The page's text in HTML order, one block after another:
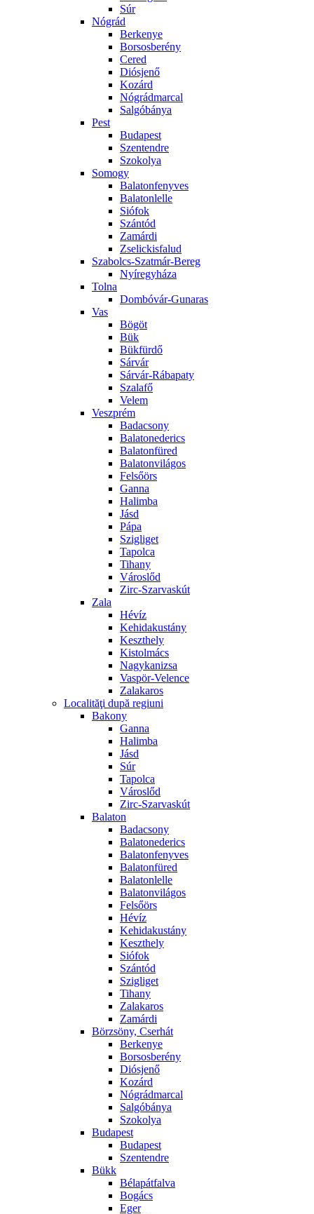
Súr
Nógrád
Berkenye
Borsosberény
Cered
Diósjenő
Kozárd
Nógrádmarcal
Salgóbánya
Pest
Budapest
Szentendre
Szokolya
Somogy
Balatonfenyves
Balatonlelle
Siófok
Szántód
Zamárdi
Zselickisfalud
Szabolcs-Szatmár-Bereg
Nyíregyháza
Tolna
Dombóvár-Gunaras
Vas
Bögöt
Bük
Bükfürdő
Sárvár
Sárvár-Rábapaty
Szalafő
Velem
Veszprém
Badacsony
Balatonederics
Balatonfüred
Balatonvilágos
Felsőörs
Ganna
Halimba
Jásd
Pápa
Szigliget
Tapolca
Tihany
Városlőd
Zirc-Szarvaskút
Zala
Hévíz
Kehidakustány
Keszthely
Kistolmács
Nagykanizsa
Vaspör-Velence
Zalakaros
Localităţi după regiuni
Bakony
Ganna
Halimba
Jásd
Súr
Tapolca
Városlőd
Zirc-Szarvaskút
Balaton
Badacsony
Balatonederics
Balatonfenyves
Balatonfüred
Balatonlelle
Balatonvilágos
Felsőörs
Hévíz
Kehidakustány
Keszthely
Siófok
Szántód
Szigliget
Tihany
Zalakaros
Zamárdi
Börzsöny, Cserhát
Berkenye
Borsosberény
Diósjenő
Kozárd
Nógrádmarcal
Salgóbánya
Szokolya
Budapest
Budapest
Szentendre
Bükk
Bélapátfalva
Bogács
Eger